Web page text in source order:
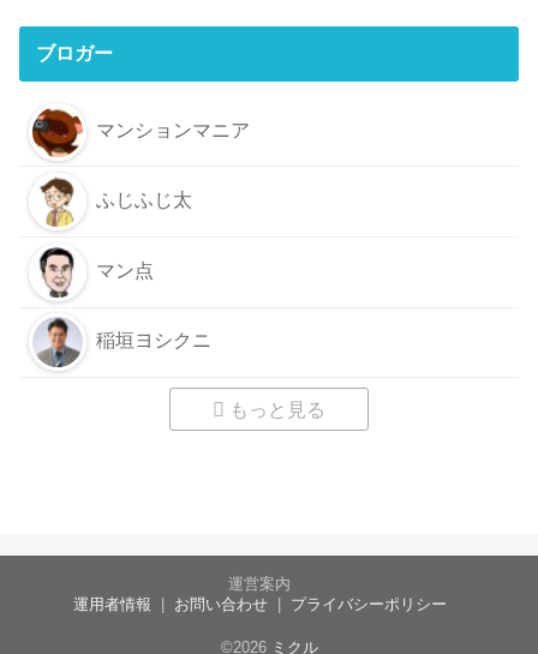
ブロガー
マンションマニア
ふじふじ太
マン点
稲垣ヨシクニ
もっと見る
運営案内
運用者情報
お問い合わせ プライバシーポリシー
©2026 ミクル